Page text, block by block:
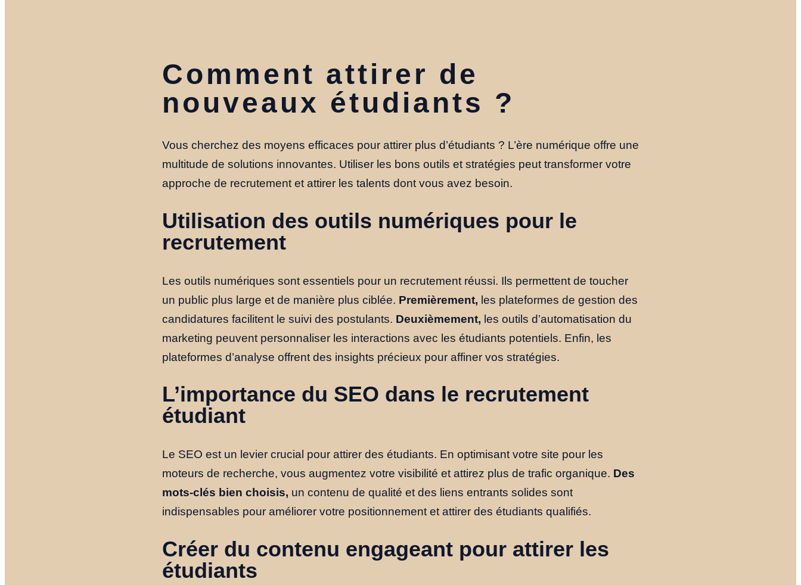
Comment attirer de
nouveaux étudiants ?
Vous cherchez des moyens efficaces pour attirer plus d’étudiants ? L’ère numérique offre une
multitude de solutions innovantes. Utiliser les bons outils et stratégies peut transformer votre
approche de recrutement et attirer les talents dont vous avez besoin.
Utilisation des outils numériques pour le
recrutement
Les outils numériques sont essentiels pour un recrutement réussi. Ils permettent de toucher
un public plus large et de manière plus ciblée. Premièrement, les plateformes de gestion des
candidatures facilitent le suivi des postulants. Deuxièmement, les outils d’automatisation du
marketing peuvent personnaliser les interactions avec les étudiants potentiels. Enfin, les
plateformes d’analyse offrent des insights précieux pour affiner vos stratégies.
L’importance du SEO dans le recrutement
étudiant
Le SEO est un levier crucial pour attirer des étudiants. En optimisant votre site pour les
moteurs de recherche, vous augmentez votre visibilité et attirez plus de trafic organique. Des
mots-clés bien choisis, un contenu de qualité et des liens entrants solides sont
indispensables pour améliorer votre positionnement et attirer des étudiants qualifiés.
Créer du contenu engageant pour attirer les
étudiants